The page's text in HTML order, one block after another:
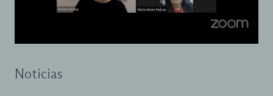
Noticias